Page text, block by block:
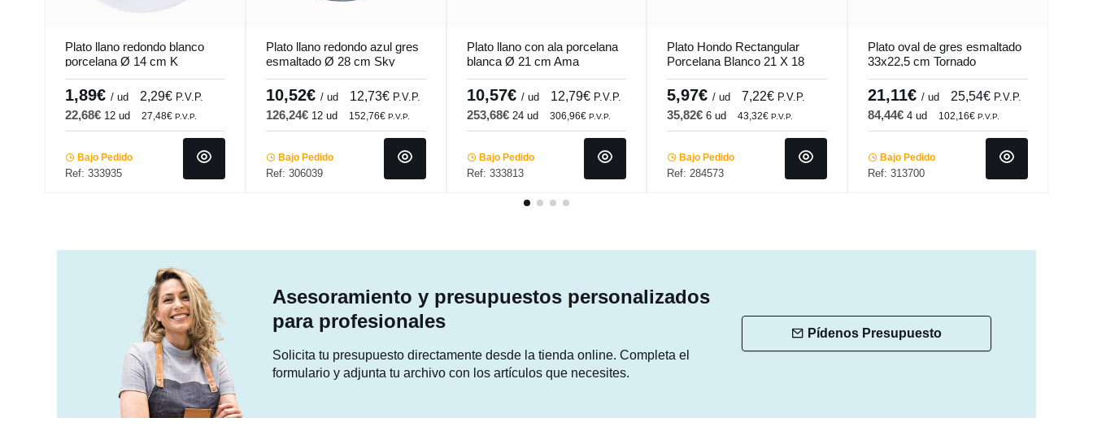
Plato llano redondo blanco
porcelana Ø 14 cm K
Pro.mundi
1,89€ / ud 2,29€ P.V.P.
22,68€ 12 ud 27,48€ P.V.P.
Bajo Pedido
Ref: 333935
Plato llano redondo azul gres
esmaltado Ø 28 cm Sky
Pro.mundi
10,52€ / ud 12,73€ P.V.P.
126,24€ 12 ud 152,76€ P.V.P.
Bajo Pedido
Ref: 306039
Plato llano con ala porcelana
blanca Ø 21 cm Ama
Pro.mundi
10,57€ / ud 12,79€ P.V.P.
253,68€ 24 ud 306,96€ P.V.P.
Bajo Pedido
Ref: 333813
Plato Hondo Rectangular
Porcelana Blanco 21 X 18
Cm Bach Porland
5,97€/ ud 7,22€ P.V.P.
35,82€6 ud 43,32€P.V.P.
Bajo Pedido
Ref: 284573
Plato oval de gres esmaltado
33x22,5 cm Tornado
Accolade
21,11€/ ud 25,54€ P.V.P.
84,44€4 ud 102,16€P.V.P.
Bajo Pedido
Ref: 313700
Asesoramiento y presupuestos personalizados
para profesionales
Solicita tu presupuesto directamente desde la tienda online. Completa el
formulario y adjunta tu archivo con los artículos que necesites.
Pídenos Presupuesto